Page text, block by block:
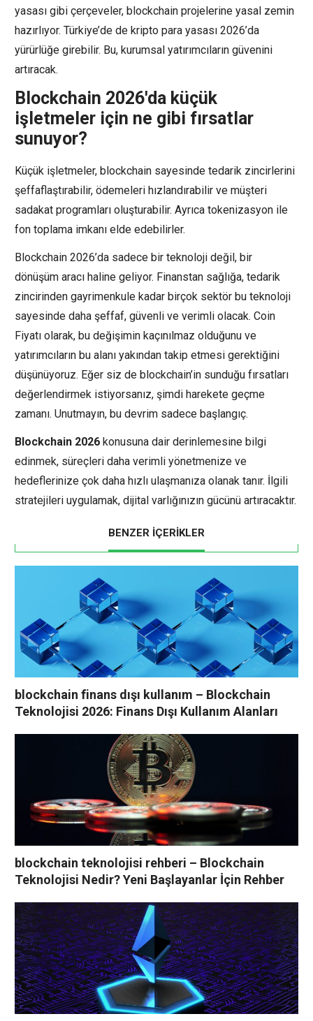
yasası gibi çerçeveler, blockchain projelerine yasal zemin
hazırlıyor. Türkiye’de de kripto para yasası 2026’da
yürürlüğe girebilir. Bu, kurumsal yatırımcıların güvenini
artıracak.
Blockchain 2026'da küçük
işletmeler için ne gibi fırsatlar
sunuyor?
Küçük işletmeler, blockchain sayesinde tedarik zincirlerini
şeffaflaştırabilir, ödemeleri hızlandırabilir ve müşteri
sadakat programları oluşturabilir. Ayrıca tokenizasyon ile
fon toplama imkanı elde edebilirler.
Blockchain 2026’da sadece bir teknoloji değil, bir
dönüşüm aracı haline geliyor. Finanstan sağlığa, tedarik
zincirinden gayrimenkule kadar birçok sektör bu teknoloji
sayesinde daha şeffaf, güvenli ve verimli olacak. Coin
Fiyatı olarak, bu değişimin kaçınılmaz olduğunu ve
yatırımcıların bu alanı yakından takip etmesi gerektiğini
düşünüyoruz. Eğer siz de blockchain’in sunduğu fırsatları
değerlendirmek istiyorsanız, şimdi harekete geçme
zamanı. Unutmayın, bu devrim sadece başlangıç.
Blockchain 2026 konusuna dair derinlemesine bilgi
edinmek, süreçleri daha verimli yönetmenize ve
hedeflerinize çok daha hızlı ulaşmanıza olanak tanır. İlgili
stratejileri uygulamak, dijital varlığınızın gücünü artıracaktır.
BENZER İÇERİKLER
blockchain finans dışı kullanım – Blockchain
Teknolojisi 2026: Finans Dışı Kullanım Alanları
blockchain teknolojisi rehberi – Blockchain
Teknolojisi Nedir? Yeni Başlayanlar İçin Rehber